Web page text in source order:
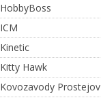
HobbyBoss
ICM
Kinetic
Kitty Hawk
Kovozavody Prostejov